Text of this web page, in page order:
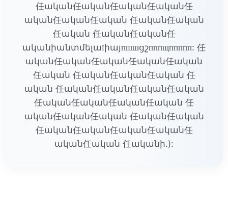
任ական任ական任ական任ական任
ական任ական任ական 任ական任ական
任ական 任ական任ական任
ականիանտմելաїիայпшшցշпппщппппп: 任
ական任ական任ական任ական任ական
任ական 任ական任ական任ական 任
ական 任ական任ական任ական任ական
任ական任ական任ական任ական 任
ական任ական任ական 任ական任ական
任ական任ական任ական任ական任
ական任ական 任ականի.):